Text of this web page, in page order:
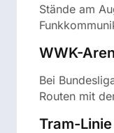
Stände am
WWK-
Bei
Routen mit
Tram-